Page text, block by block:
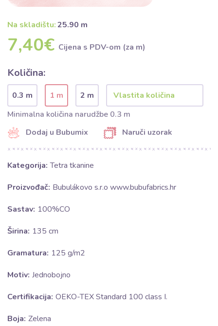
Na skladištu:25.90 m
7,40€ Cijena s PDV-om (za m)
Količina:
0.3 m 1 m
2 m
Minimalna količina narudžbe 0.3 m
Dodaj u Bubumix
Naruči uzorak
Kategorija: Tetra tkanine
Proizvođač: Bubulákovo s.r.o www.bubufabrics.hr
Sastav: 100%CO
Širina: 135 cm
Gramatura: 125 g/m2
Motiv: Jednobojno
Certifikacija: OEKO-TEX Standard 100 class I.
Boja: Zelena